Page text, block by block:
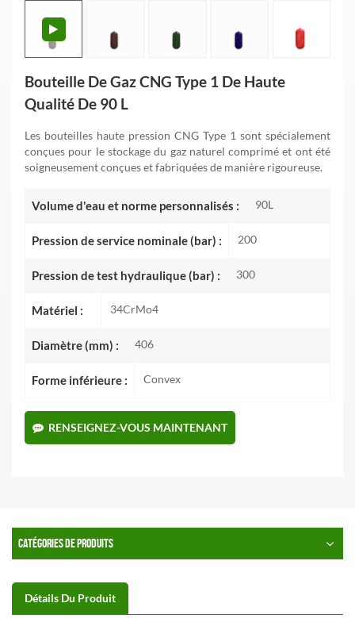
Bouteille De Gaz CNG Type 1 De Haute
Qualité De 90 L
Les bouteilles haute pression CNG Type 1 sont spécialement
conçues pour le stockage du gaz naturel comprimé et ont été
soigneusement conçues et fabriquées de manière rigoureuse.
Volume d'eau et norme personnalisés : 90L
Pression de service nominale (bar) : 200
Pression de test hydraulique (bar) : 300
Matériel : 34CrMo4
Diamètre (mm) : 406
Forme inférieure : Convex
RENSEIGNEZ-VOUS MAINTENANT
CATÉGORIES DE PRODUITS
Détails Du Produit